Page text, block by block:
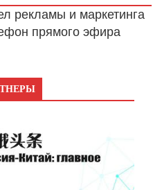
рекламы и маркетинга
прямого эфира